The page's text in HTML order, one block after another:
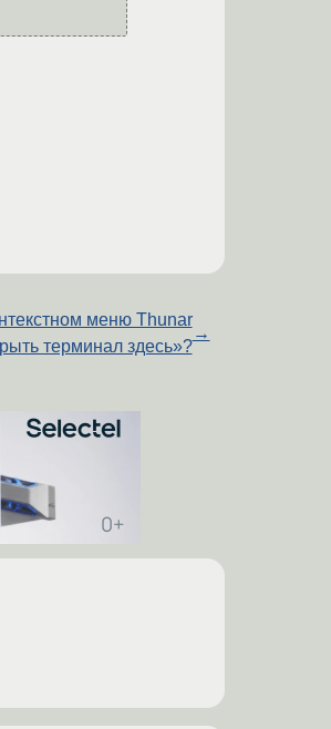
меню Thunar
терминал здесь»?
→